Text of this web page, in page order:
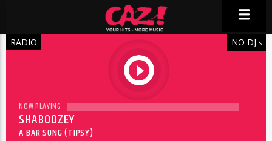
RADIO
play
NO DJ'S
NOW PLAYING
SHABOOZEY
A BAR SONG (TIPSY)